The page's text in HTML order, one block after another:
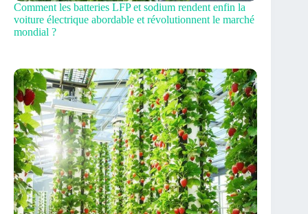
Comment les batteries LFP et sodium rendent enfin la
voiture électrique abordable et révolutionnent le marché
mondial ?